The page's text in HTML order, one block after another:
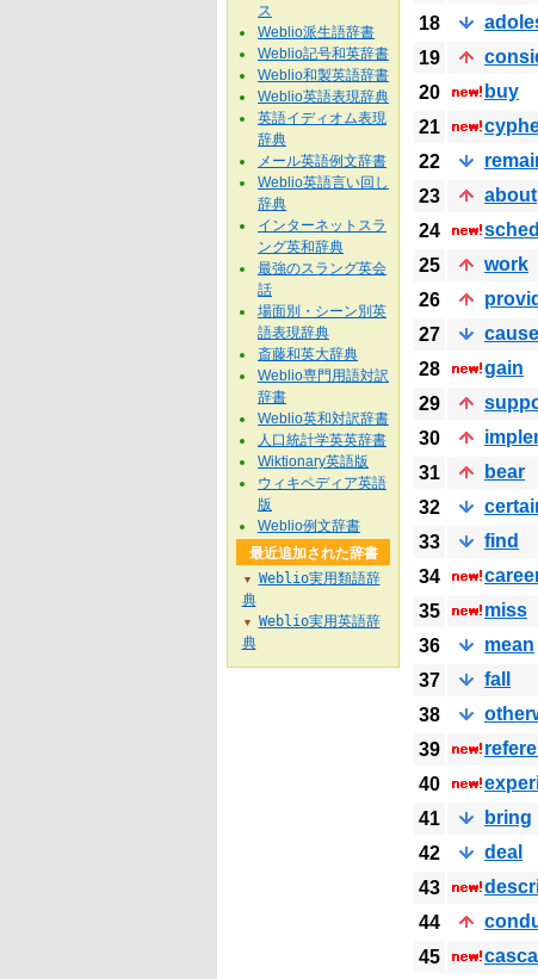
18
19
20
buy
21
22
23
about
24
25
work
26
27
cause
28
gain
29
30
31
bear
32
33
find
34
35
miss
36
mean
37
fall
38
39
40
41
bring
42
deal
43
44
45
ス
Weblio派生語辞書
Weblio記号和英辞書
Weblio和製英語辞書
Weblio英語表現辞典
英語イディオム表現
辞典
メール英語例文辞書
Weblio英語言い回し
辞典
インターネットスラ
ング英和辞典
最強のスラング英会
話
場面別・シーン別英
語表現辞典
斎藤和英大辞典
Weblio専門用語対訳
辞書
Weblio英和対訳辞書
人口統計学英英辞書
Wiktionary英語版
ウィキペディア英語
版
Weblio例文辞書
最近追加された辞書
▼
Weblio実用類語辞
典
▼
Weblio実用英語辞
典